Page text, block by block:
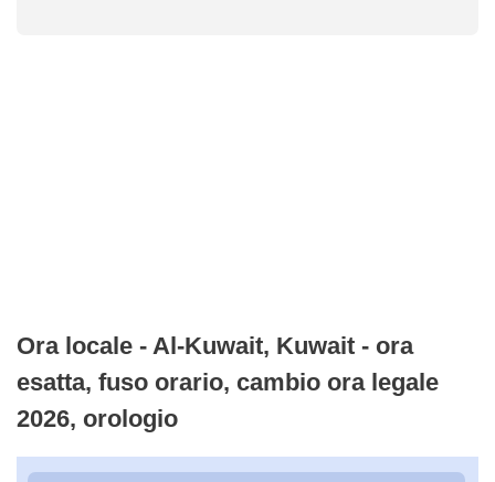
Ora locale - Al-Kuwait, Kuwait - ora
esatta, fuso orario, cambio ora legale
2026, orologio